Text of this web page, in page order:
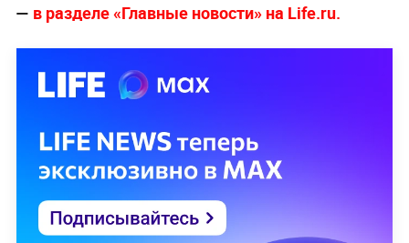
— в разделе «Главные новости» на Life.ru.